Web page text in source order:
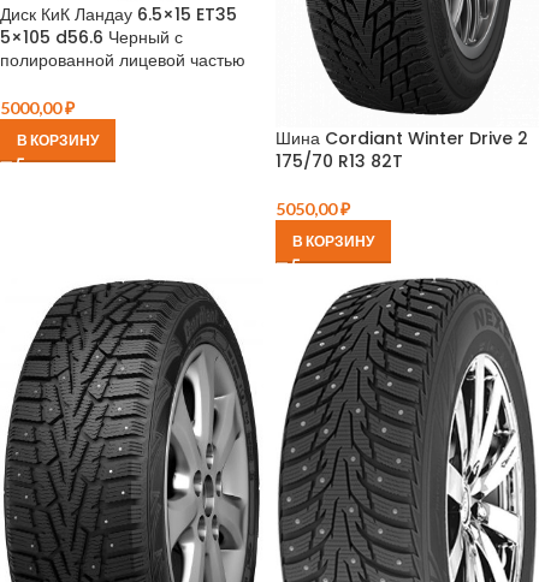
Диск КиК Ландау 6.5×15 ET35
5×105 d56.6 Черный с
полированной лицевой частью
5000,00₽
В КОРЗИНУ
Шина Cordiant Winter Drive 2
175/70 R13 82T
5050,00₽
В КОРЗИНУ